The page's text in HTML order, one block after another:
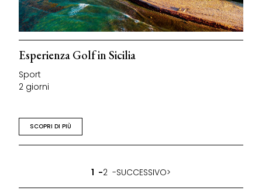
Esperienza Golf in Sicilia
Sport
2 giorni
SCOPRI DI PIÙ
1 2 SUCCESSIVO>